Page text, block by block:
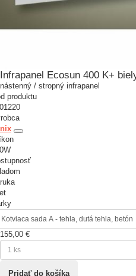
Infrapanel Ecosun 400 K+
nástenný / stropný infrapanel
produktu
155,00 €